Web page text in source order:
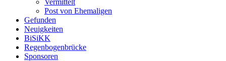
Vermittelt
Post von Ehemaligen
Gefunden
Neuigkeiten
BiSiKK
Regenbogenbrücke
Sponsoren